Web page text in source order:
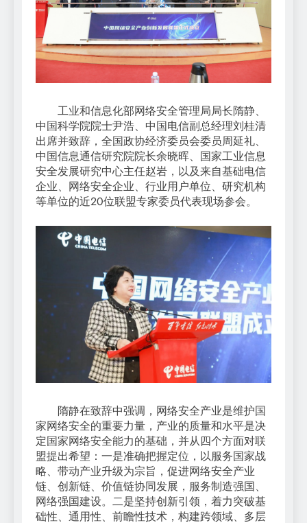
工业和信息化部网络安全管理局局长隋静、
中国科学院院士尹浩、中国电信副总经理刘桂清
出席并致辞，全国政协经济委员会委员周延礼、
中国信息通信研究院院长余晓晖、国家工业信息
安全发展研究中心主任赵岩，以及来自基础电信
企业、网络安全企业、行业用户单位、研究机构
等单位的近20位联盟专家委员代表现场参会。
隋静在致辞中强调，网络安全产业是维护国
家网络安全的重要力量，产业的质量和水平是决
定国家网络安全能力的基础，并从四个方面对联
盟提出希望：一是准确把握定位，以服务国家战
略、带动产业升级为宗旨，促进网络安全产业
链、创新链、价值链协同发展，服务制造强国、
网络强国建设。二是坚持创新引领，着力突破基
础性、通用性、前瞻性技术，构建跨领域、多层